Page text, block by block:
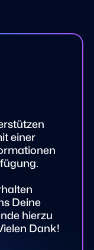
einer
Deine
hierzu
Dank!